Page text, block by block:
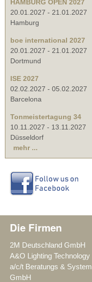
HAMBURG OPEN 2027
20.01.2027 - 21.01.2027
Hamburg
boe international 2027
20.01.2027 - 21.01.2027
Dortmund
ISE 2027
02.02.2027 - 05.02.2027
Barcelona
Tonmeistertagung 34
10.11.2027 - 13.11.2027
Düsseldorf
mehr ...
Die Firmen
2M Deutschland GmbH
A&O Lighting Technology
a/c/t Beratungs & System
GmbH